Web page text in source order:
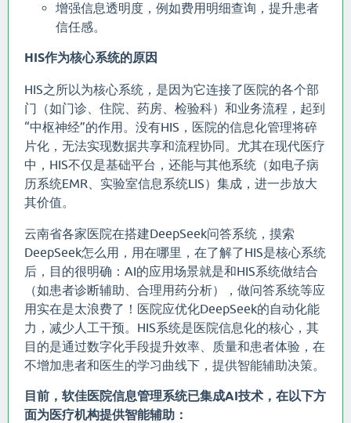
增强信息透明度，例如费用明细查询，提升患者
信任感。
HIS作为核心系统的原因
HIS之所以为核心系统，是因为它连接了医院的各个部
门（如门诊、住院、药房、检验科）和业务流程，起到
“中枢神经”的作用。没有HIS，医院的信息化管理将碎
片化，无法实现数据共享和流程协同。尤其在现代医疗
中，HIS不仅是基础平台，还能与其他系统（如电子病
历系统EMR、实验室信息系统LIS）集成，进一步放大
其价值。
云南省各家医院在搭建DeepSeek问答系统，摸索
DeepSeek怎么用，用在哪里，在了解了HIS是核心系统
后，目的很明确：AI的应用场景就是和HIS系统做结合
（如患者诊断辅助、合理用药分析），做问答系统等应
用实在是太浪费了！医院应优化DeepSeek的自动化能
力，减少人工干预。HIS系统是医院信息化的核心，其
目的是通过数字化手段提升效率、质量和患者体验，在
不增加患者和医生的学习曲线下，提供智能辅助决策。
目前，软佳医院信息管理系统已集成AI技术，在以下方
面为医疗机构提供智能辅助：